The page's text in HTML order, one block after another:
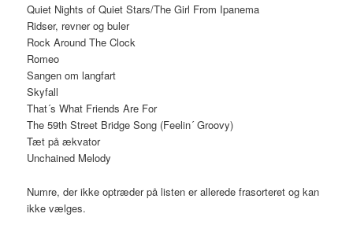
Quiet Nights of Quiet Stars/The Girl From Ipanema
Ridser, revner og buler
Rock Around The Clock
Romeo
Sangen om langfart
Skyfall
That´s What Friends Are For
The 59th Street Bridge Song (Feelin´ Groovy)
Tæt på ækvator
Unchained Melody
Numre, der ikke optræder på listen er allerede frasorteret og kan
ikke vælges.